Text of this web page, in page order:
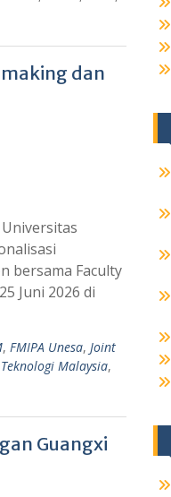
dan
bersama Faculty
Juni 2026 di
, FMIPA Unesa, Joint
Malaysia,
Guangxi